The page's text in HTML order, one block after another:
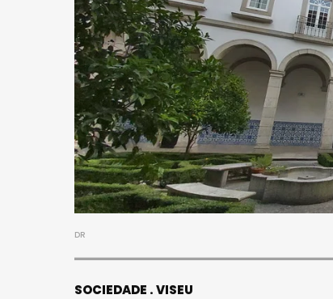
DR
SOCIEDADE VISEU